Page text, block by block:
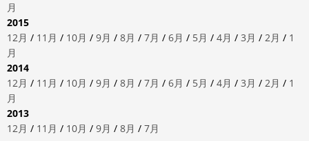
月
2015
12月 / 11月 / 10月 / 9月 / 8月 / 7月 / 6月 / 5月 / 4月 / 3月 / 2月 / 1
月
2014
12月 / 11月 / 10月 / 9月 / 8月 / 7月 / 6月 / 5月 / 4月 / 3月 / 2月 / 1
月
2013
12月 / 11月 / 10月 / 9月 / 8月 / 7月